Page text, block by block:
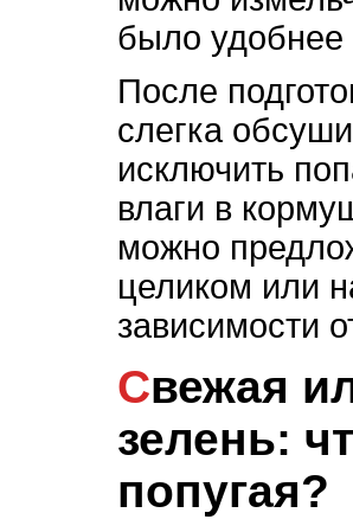
было удобнее
После
слегка
исключить
влаги в
можно
целиком или
зависимости
Свежая или сушёная
зелень:
попугая?